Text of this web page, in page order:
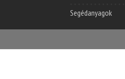
Segédanyagok